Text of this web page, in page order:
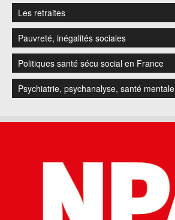
Les retraites
Pauvreté, inégalités sociales
Politiques santé sécu social en France
Psychiatrie, psychanalyse, santé mentale